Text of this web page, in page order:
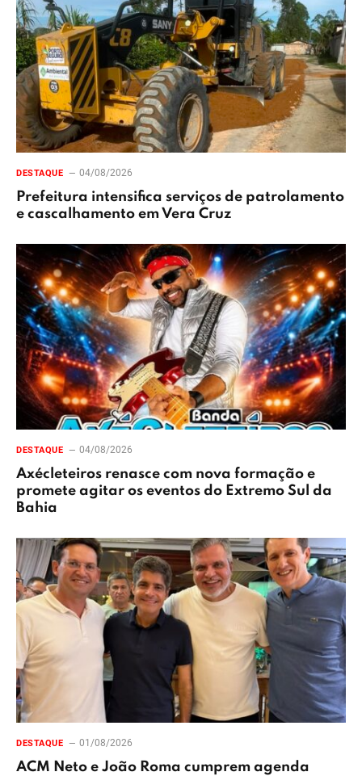
DESTAQUE 04/08/2026
Prefeitura intensifica serviços de patrolamento
e cascalhamento em Vera Cruz
DESTAQUE 04/08/2026
Axécleteiros renasce com nova formação e
promete agitar os eventos do Extremo Sul da
Bahia
DESTAQUE 01/08/2026
ACM Neto e João Roma cumprem agenda